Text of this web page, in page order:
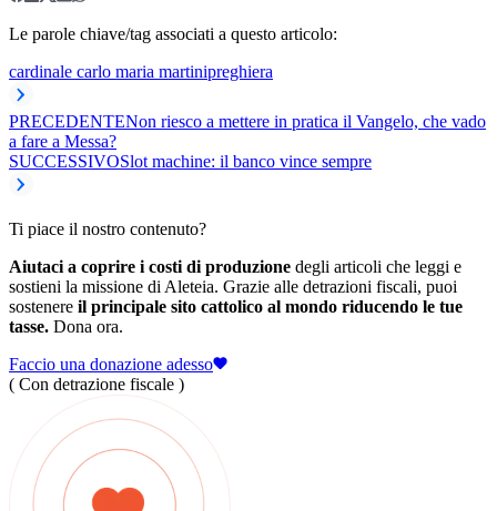
Le parole chiave/tag associati a questo articolo:
cardinale carlo maria martinipreghiera
PRECEDENTENon riesco a mettere in pratica il Vangelo, che vado
a fare a Messa?
SUCCESSIVOSlot machine: il banco vince sempre
Ti piace il nostro contenuto?
Aiutaci a coprire i costi di produzione degli articoli che leggi e
sostieni la missione di Aleteia. Grazie alle detrazioni fiscali, puoi
sostenere il principale sito cattolico al mondo riducendo le tue
tasse. Dona ora.
Faccio una donazione adesso
( Con detrazione fiscale )